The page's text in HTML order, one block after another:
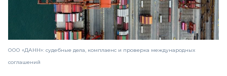
ООО «ДАНН»: судебные дела, комплаенс и проверка международных
соглашений